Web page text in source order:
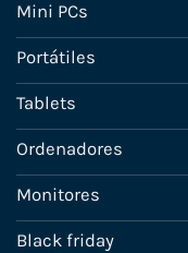
Mini PCs
Portátiles
Tablets
Ordenadores
Monitores
Black friday